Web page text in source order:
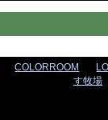
COLORROOM
す牧場